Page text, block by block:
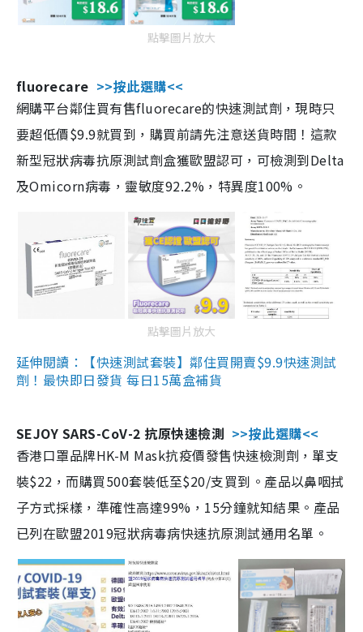
點擊圖片放大
fluorecare >>按此選購<<
網購平台鄰住買有售fluorecare的快速測試劑，現時只
要超低價$9.9就買到，購買前請先注意送貨時間！這款
新型冠狀病毒抗原測試劑盒獲歐盟認可，可檢測到Delta
及Omicorn病毒，靈敏度92.2%，特異度100%。
點擊圖片放大
延伸閱讀：【快速測試套裝】鄰住買開賣$9.9快速測試
劑！最快即日發貨 每日15萬盒補貨
SEJOY SARS-CoV-2 抗原快速檢測 >>按此選購<<
香港口罩品牌HK-M Mask抗疫價發售快速檢測劑，單支
裝$22，而購買500套裝低至$20/支買到。產品以鼻咽拭
子方式採樣，準確性高達99%，15分鐘就知結果。產品
已列在歐盟2019冠狀病毒病快速抗原測試通用名單。